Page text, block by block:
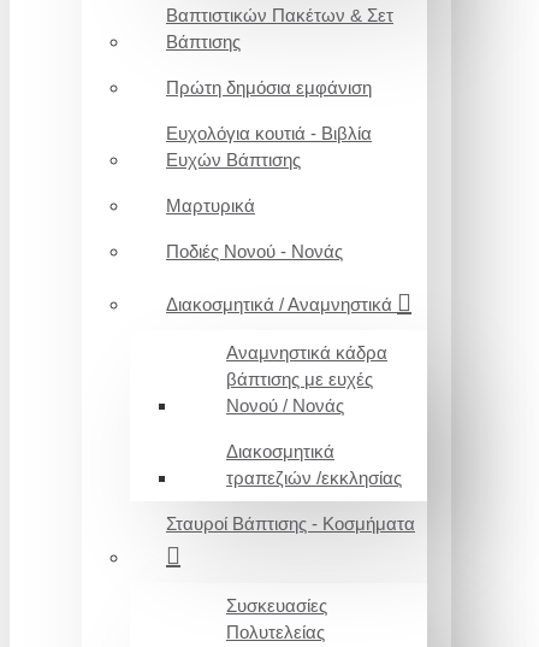
Βαπτιστικών Πακέτων & Σετ
Βάπτισης
Πρώτη δημόσια εμφάνιση
Ευχολόγια κουτιά - Βιβλία
Ευχών Βάπτισης
Μαρτυρικά
Ποδιές Νονού - Νονάς
Διακοσμητικά / Αναμνηστικά
Αναμνηστικά κάδρα
βάπτισης με ευχές
Νονού / Νονάς
Διακοσμητικά
τραπεζιών /εκκλησίας
Σταυροί Βάπτισης - Κοσμήματα
Συσκευασίες
Πολυτελείας